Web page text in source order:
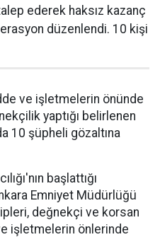
ederek haksız kazanç
düzenlendi. 10 kişi
ve işletmelerin önünde
yaptığı belirlenen
10 şüpheli gözaltına
başlattığı
Emniyet Müdürlüğü
değnekçi ve korsan
işletmelerin önlerinde